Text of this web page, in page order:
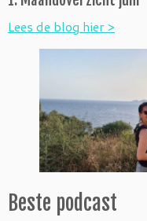
Lees de blog hier >
Beste podcast